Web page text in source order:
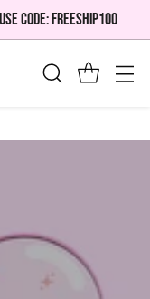
CODE: FREESHIP100